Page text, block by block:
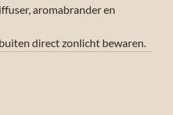
aromabrander en
direct zonlicht bewaren.